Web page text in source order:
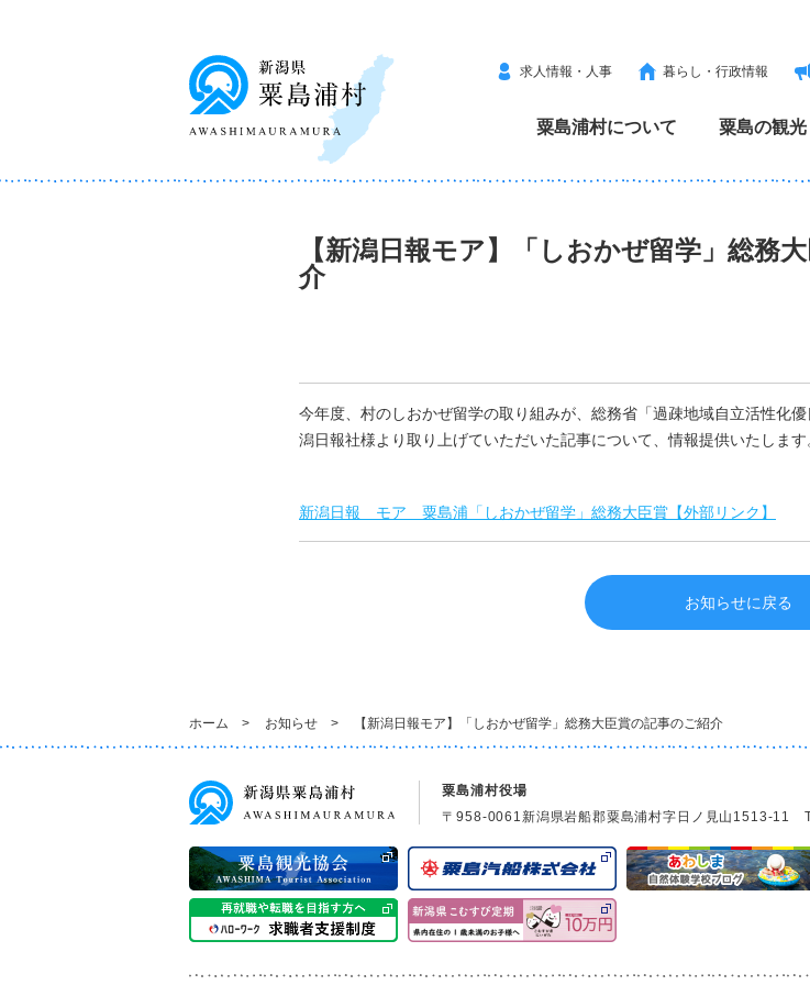
粟島浦村について 粟島の観光
求人情報・人事 暮らし・行政情報
【新潟日報モア】「しおかぜ留学」総務
介
今年度、村のしおかぜ留学の取り組みが、総務省「過疎地域自立活性化
潟日報社様より取り上げていただいた記事について、情報提供いたします
新潟日報 モア 粟島浦「しおかぜ留学」総務大臣賞【外部リンク】
お知らせに戻る
ホーム > お知らせ > 【新潟日報モア】「しおかぜ留学」総務大臣賞の記事のご紹介
粟島浦村役場
〒958-0061新潟県岩船郡粟島浦村字日ノ見山1513-